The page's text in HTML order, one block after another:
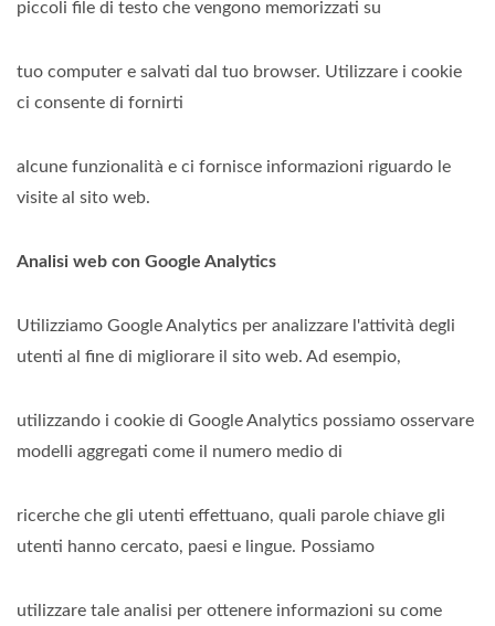
piccoli file di testo che vengono memorizzati su
tuo computer e salvati dal tuo browser. Utilizzare i cookie
ci consente di fornirti
alcune funzionalità e ci fornisce informazioni riguardo le
visite al sito web.
Analisi web con Google Analytics
Utilizziamo Google Analytics per analizzare l'attività degli
utenti al fine di migliorare il sito web. Ad esempio,
utilizzando i cookie di Google Analytics possiamo osservare
modelli aggregati come il numero medio di
ricerche che gli utenti effettuano, quali parole chiave gli
utenti hanno cercato, paesi e lingue. Possiamo
utilizzare tale analisi per ottenere informazioni su come